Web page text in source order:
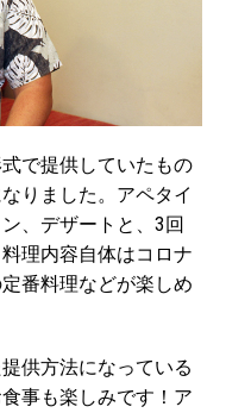
で提供していたもの
りました。アペタイ
、デザートと、3回
理内容自体はコロナ
番料理などが楽しめ
供方法になっている
事も楽しみです！ア